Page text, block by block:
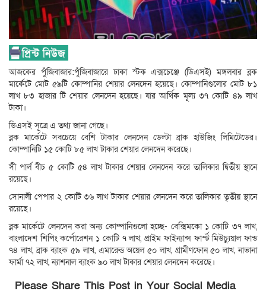
আজকের পুঁজিবাজার:পুঁজিবাজারে ঢাকা স্টক এক্সচেঞ্জে (ডিএসই) মঙ্গলবার ব্লক
মার্কেটে মোট ৫৯টি কোম্পানির শেয়ার লেনদেন হয়েছে। কোম্পানিগুলোর মোট ৮১
লাখ ৮৩ হাজার টি শেয়ার লেনদেন হয়েছে। যার আর্থিক মূল্য ৩৭ কোটি ৪৯ লাখ
টাকা।
ডিএসই সূত্রে এ তথ্য জানা গেছে।
ব্লক মার্কেটে সবচেয়ে বেশি টাকার লেনদেন ডেল্টা ব্রাক হাউজিং লিমিটেডের।
কোম্পানিটি ১৫ কোটি ৮৫ লাখ টাকার শেয়ার লেনদেন করেছে।
সী পার্ল বীচ ৫ কোটি ৫৪ লাখ টাকার শেয়ার লেনদেন করে তালিকার দ্বিতীয় স্থানে
রয়েছে।
সোনালী পেপার ২ কোটি ৩৬ লাখ টাকার শেয়ার লেনদেন করে তালিকার তৃতীয় স্থানে
রয়েছে।
ব্লক মার্কেটে লেনদেন করা অন্য কোম্পানিগুলো হচ্ছে- বেক্সিমকো ১ কোটি ৩৭ লাখ,
বাংলাদেশ শিপিং কর্পোরেশন ১ কোটি ৭ লাখ, প্রাইম ফাইন্যান্স ফার্স্ট মিউচ্যুয়াল ফান্ড
৭৪ লাখ, ব্রাক ব্যাংক ৫৯ লাখ, এমারেল্ড অয়েল ৫০ লাখ, গ্রামীণফোন ৫০ লাখ, নাভানা
ফার্মা ৭২ লাখ, ন্যাশনাল ব্যাংক ৯০ লাখ টাকার শেয়ার লেনদেন করেছে।
Please Share This Post in Your Social Media